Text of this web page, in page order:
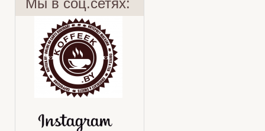
Five o'clock tea
Мы в соц.сетях: